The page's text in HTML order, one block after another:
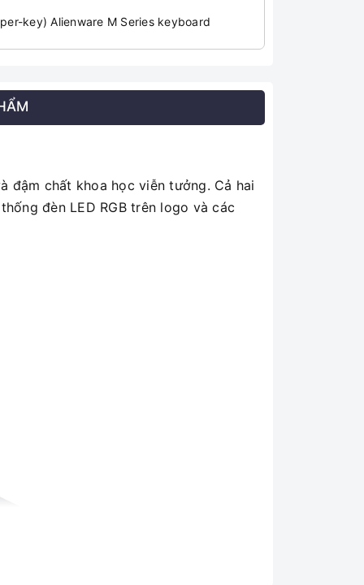
key) Alienware M Series keyboard
đậm chất khoa học viễn tưởng. Cả hai
đèn LED RGB trên logo và các